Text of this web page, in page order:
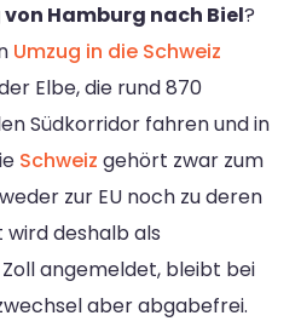
von Hamburg nach Biel?
Umzug in die Schweiz
Elbe, die rund 870
Südkorridor fahren und in
Schweiz gehört zwar zum
zur EU noch zu deren
wird deshalb als
angemeldet, bleibt bei
aber abgabefrei.